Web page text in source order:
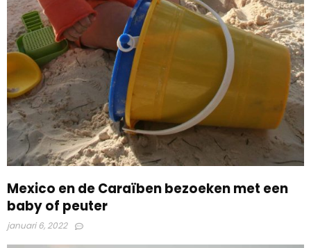
Mexico en de Caraïben bezoeken met een
baby of peuter
januari 6, 2022